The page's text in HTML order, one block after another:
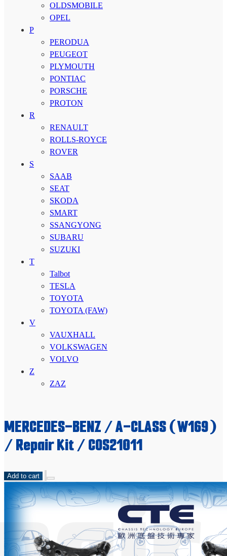
OLDSMOBILE
OPEL
P
PERODUA
PEUGEOT
PLYMOUTH
PONTIAC
PORSCHE
PROTON
R
RENAULT
ROLLS-ROYCE
ROVER
S
SAAB
SEAT
SKODA
SMART
SSANGYONG
SUBARU
SUZUKI
T
Talbot
TESLA
TOYOTA
TOYOTA (FAW)
V
VAUXHALL
VOLKSWAGEN
VOLVO
Z
ZAZ
MERCEDES-BENZ / A-CLASS (W169)
/ Repair Kit / COS21011
Add to cart